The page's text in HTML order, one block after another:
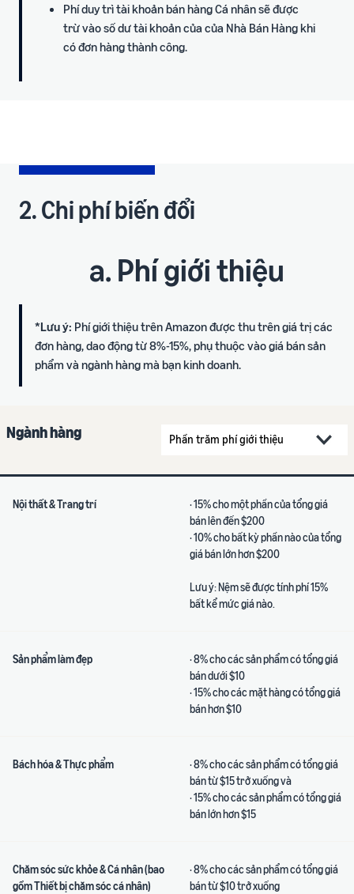
Phí duy trì tài khoản bán hàng Cá nhân sẽ được
trừ vào số dư tài khoản của của Nhà Bán Hàng khi
có đơn hàng thành công.
2. Chi phí biến đổi
a. Phí giới thiệu
*Lưu ý: Phí giới thiệu trên Amazon được thu trên giá trị các
đơn hàng, dao động từ 8%-15%, phụ thuộc vào giá bán sản
phẩm và ngành hàng mà bạn kinh doanh.
Ngành hàng
Nội thất & Trang trí
· 15% cho một phần của tổng giá
bán lên đến $200
· 10% cho bất kỳ phần nào của tổng
giá bán lớn hơn $200
Lưu ý: Nệm sẽ được tính phí 15%
bất kể mức giá nào.
Sản phẩm làm đẹp
· 8% cho các sản phẩm có tổng giá
bán dưới $10
· 15% cho các mặt hàng có tổng giá
bán hơn $10
Bách hóa & Thực phẩm
· 8% cho các sản phẩm có tổng giá
bán từ $15 trở xuống và
· 15% cho các sản phẩm có tổng giá
bán lớn hơn $15
Chăm sóc sức khỏe & Cá nhân (bao
gồm Thiết bị chăm sóc cá nhân)
· 8% cho các sản phẩm có tổng giá
bán từ $10 trở xuống